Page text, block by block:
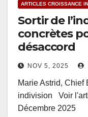
ARTICLES CROISSANCE
Sortir de
concrètes
désaccord
NOV 5, 2025
Marie Astrid, Chief
indivision Voir
Décembre 2025